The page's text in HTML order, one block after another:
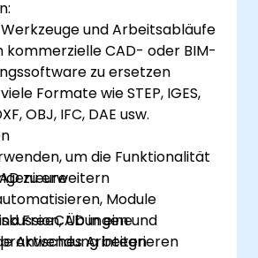
und Arbeitsabläufe
kommerzielle CAD- oder BIM-
zu ersetzen
Formate wie STEP, IGES,
OBJ, IFC, DAE usw.
um die Funktionalität
zu erweitern
Module
FreeCAD in eine
Anwendung integrieren
Übungen und
Arbeiten